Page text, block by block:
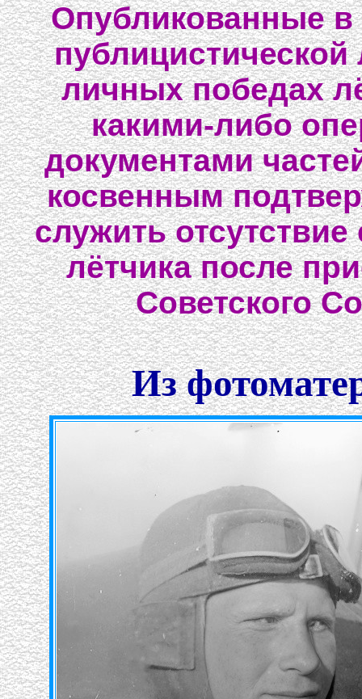
Опубликованные в
личных победах
какими-либо
документами
косвенным
служить
лётчика после
Советского
Из